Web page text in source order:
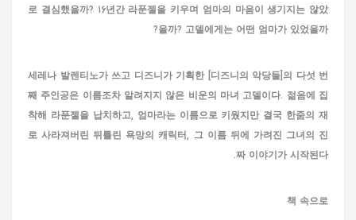
로 결심했을까? 16년간 라푼젤을 키우며 엄마의 마음이 생기지는 않았
을까? 고델에게는 어떤 엄마가 있었을까?
세레나 발렌티노가 쓰고 디즈니가 기획한 [디즈니의 악당들]의 다섯 번
째 주인공은 이름조차 알려지지 않은 비운의 마녀 고델이다. 젊음에 집
착해 라푼젤을 납치하고, 엄마라는 이름으로 키웠지만 결국 한줌의 재
로 사라져버린 뒤틀린 욕망의 캐릭터, 그 이름 뒤에 가려진 그녀의 진
짜 이야기가 시작된다.
책 속으로